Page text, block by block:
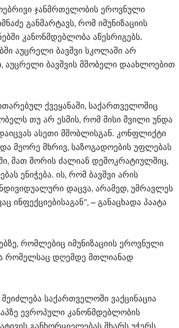
ჯანმრთელობის ეროვნული
განმარტავს, რომ იმუნიზაციის
კანონმდებლობა აწესრიგებს.
აუცრელი ბავშვი სკოლაში არ
აუცრელი ბავშვის მშობელი დაახლოებით
ქვეყანაში, საქართველოშიც
თუ არ ესმის, რომ მისი შვილი უნდა
ასეთი მშობლისგან. კონფლიქტი
მეორე მხრივ, საზოგადოების უფლებას
მათ შორის ძალიან დემოკრატიულშიც,
ენიჭება. ის, რომ ბავშვი არის
დაცვა, არამედ, უმრავლეს
ინფექციებისაგან”, – განაცხადა პაატა
რომლებიც იმუნიზაციის ეროვნული
რომელსაც დღემდე მთლიანად
საქართველოში ვაქცინაცია
ევროპული კანონმდებლობის
განხორციელებას მხარს უჭერს